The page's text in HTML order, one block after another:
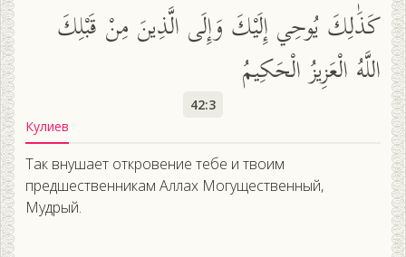
كَذَٰلِكَ يُوحِي إِلَيْكَ وَإِلَى الَّذِينَ مِنْ قَبْلِكَ
اللَّهُ الْعَزِيزُ الْحَكِيمُ
42:3
Кулиев
Так внушает откровение тебе и твоим
предшественникам Аллах Могущественный,
Мудрый.